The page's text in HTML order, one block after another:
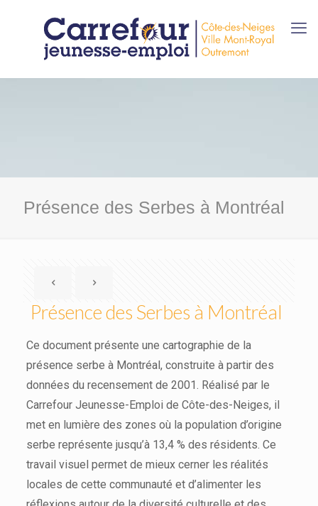
Présence des Serbes à Montréal
Présence des Serbes à Montréal
Ce document présente une cartographie de la
présence serbe à Montréal, construite à partir des
données du recensement de 2001. Réalisé par le
Carrefour Jeunesse-Emploi de Côte-des-Neiges, il
met en lumière des zones où la population d’origine
serbe représente jusqu’à 13,4 % des résidents. Ce
travail visuel permet de mieux cerner les réalités
locales de cette communauté et d’alimenter les